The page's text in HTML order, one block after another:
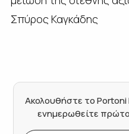
Σπύρος Καγκάδης
Ακολουθήστε το Portoni
ενημερωθείτε